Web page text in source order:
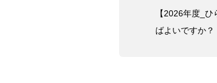
【2026年度_
ばよいですか？